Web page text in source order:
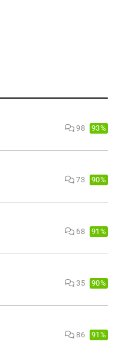
98 93%
73 90%
68 91%
35 90%
86 91%